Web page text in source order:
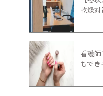
乾燥対
看護師
もで